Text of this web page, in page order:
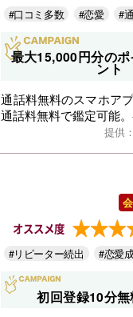
#口コミ多数 #恋愛 #
最大15,000円分の
ント
通話料無料のスマホア
通話料無料で鑑定可能
提供
オススメ度
#リピーター続出 #恋愛
初回登録10分無